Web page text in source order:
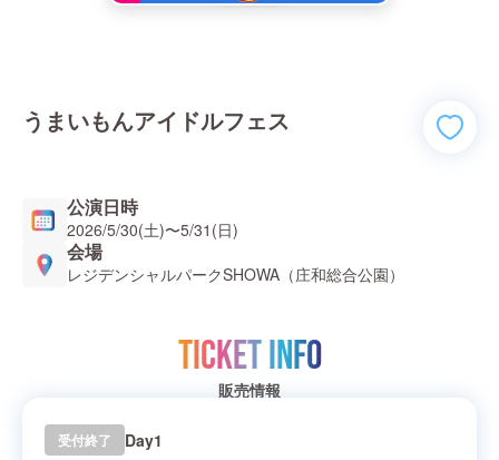
うまいもんアイドルフェス
公演日時
2026/5/30(土)〜5/31(日)
会場
レジデンシャルパークSHOWA（庄和総合公園）
TICKET INFO
販売情報
受付終了 Day1